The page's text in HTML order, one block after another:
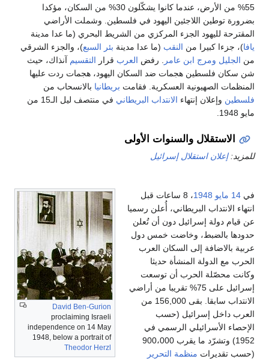
55% من الأرض، عندما كانوا يشكّلون 30% من السكان، مؤكدا
توطين اللاجئين اليهود في فلسطين. وشملت الأراضي
لليهود الجزء المركزي من الشريط البحري (ما عدا مدينة
)، جزءا كبيرا من النقب(ما عدا مدينةبئر السبع)، والجزء الشرقي
الجليل ومرج ابن عامر . رفض العربقرارالتقسيمآنذاك، حيث
سكان فلسطين هجمات ضد السكان اليهود، هجمات ردت عليها
الصهيونية العسكرية. فقامتبريطانيابالانسحاب من
وإعلان إنتهاءالانتداب البريطاني
في منتصف ليل الـ15 من
الاستقلال والسنوات الأولى
إعلان استقلال إسرائيل
David Ben-Gurion
proclaiming Israeli
independence on 14 May
1948, below a portrait of
Theodor Herzl
14 مايو 1948
، 8 ساعات قبل
الانتداب البريطاني، أُعلن رسميا
قيام دولة إسرائيل دون أن تُعلن
بالضبط، وخاضت خمس دول
بالاضافة إلى السكان العرب
مع الدولة المنشأة حديثا
محصّلة الحرب أن توسعت
إسرائيل على 75% تقريبا من أراضي
الانتداب سابقا. بقى 156,000 من
داخل إسرائيل (حسب
الأسرائيلي الرسمي في
1952) وتشرّد ما يقرب 900،000
تقديراتمنظمة التحرير